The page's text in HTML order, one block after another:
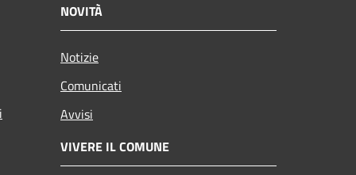
NOVITÀ
Notizie
Comunicati
Avvisi
VIVERE IL COMUNE